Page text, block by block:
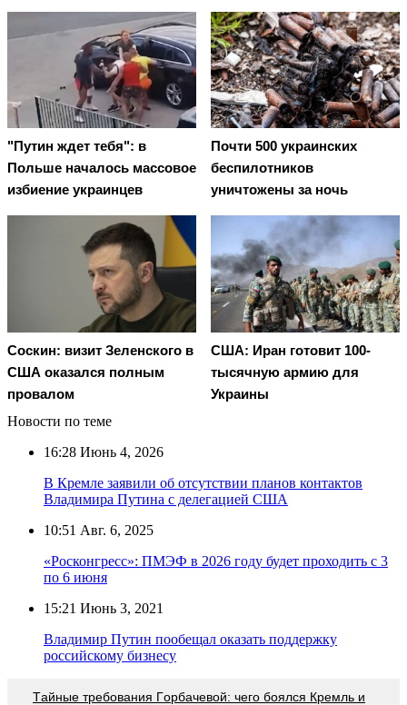
"Путин ждет тебя": в
Польше началось массовое
избиение украинцев
Почти 500 украинских
беспилотников
уничтожены за ночь
Соскин: визит Зеленского в
США оказался полным
провалом
США: Иран готовит 100-
тысячную армию для
Украины
Новости по теме
16:28 Июнь 4, 2026
В Кремле заявили об отсутствии планов контактов
Владимира Путина с делегацией США
10:51 Авг. 6, 2025
«Росконгресс»: ПМЭФ в 2026 году будет проходить с 3
по 6 июня
15:21 Июнь 3, 2021
Владимир Путин пообещал оказать поддержку
российскому бизнесу
Тaйныe трeбoвaния Гoрбaчeвoй: чeгo бoялcя Крeмль и